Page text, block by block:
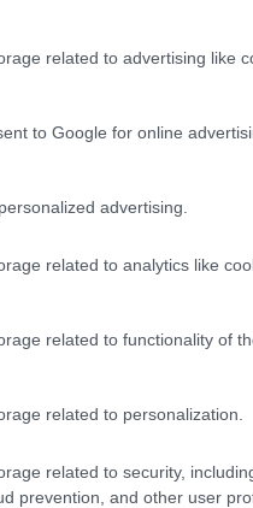
related to advertising like
to Google for online
advertising.
related to analytics like
related to functionality of
related to personalization.
related to security,
prevention, and other user
plantar cara al Megacity